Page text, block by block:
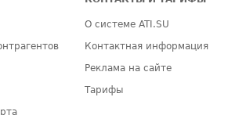
О системе ATI.SU
Контактная информация
Реклама на сайте
Тарифы